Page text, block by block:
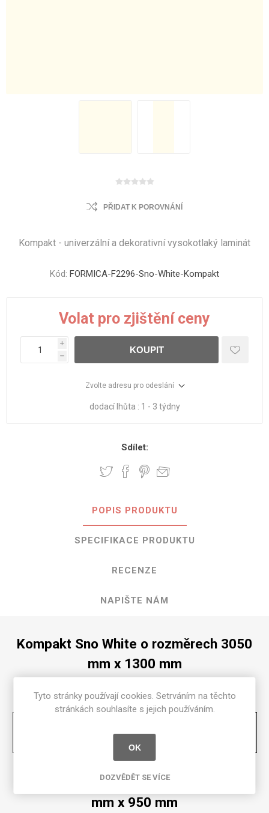
PŘIDAT K POROVNÁNÍ
Kompakt - univerzální a dekorativní vysokotlaký laminát
Kód: FORMICA-F2296-Sno-White-Kompakt
Volat pro zjištění ceny
i
h
KOUPIT
Zvolte adresu pro odeslání
dodací lhůta : 1 - 3 týdny
Sdílet:
POPIS PRODUKTU
SPECIFIKACE PRODUKTU
RECENZE
NAPIŠTE NÁM
Kompakt Sno White o rozměrech 3050
mm x 1300 mm
uvedeny v tabulce
6 8 10
Kompakt Sno White o rozměrech 2150
mm x 950 mm
Tyto stránky používají cookies. Setrváním na těchto
stránkách souhlasíte s jejich používáním.
OK
DOZVĚDĚT SE VÍCE